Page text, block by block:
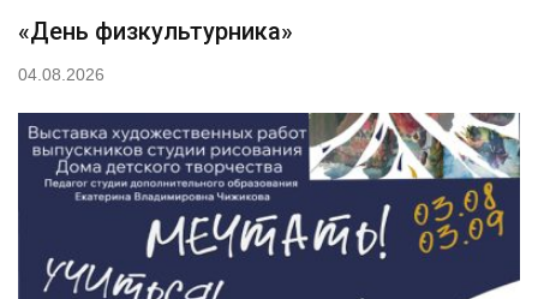
«День физкультурника»
04.08.2026